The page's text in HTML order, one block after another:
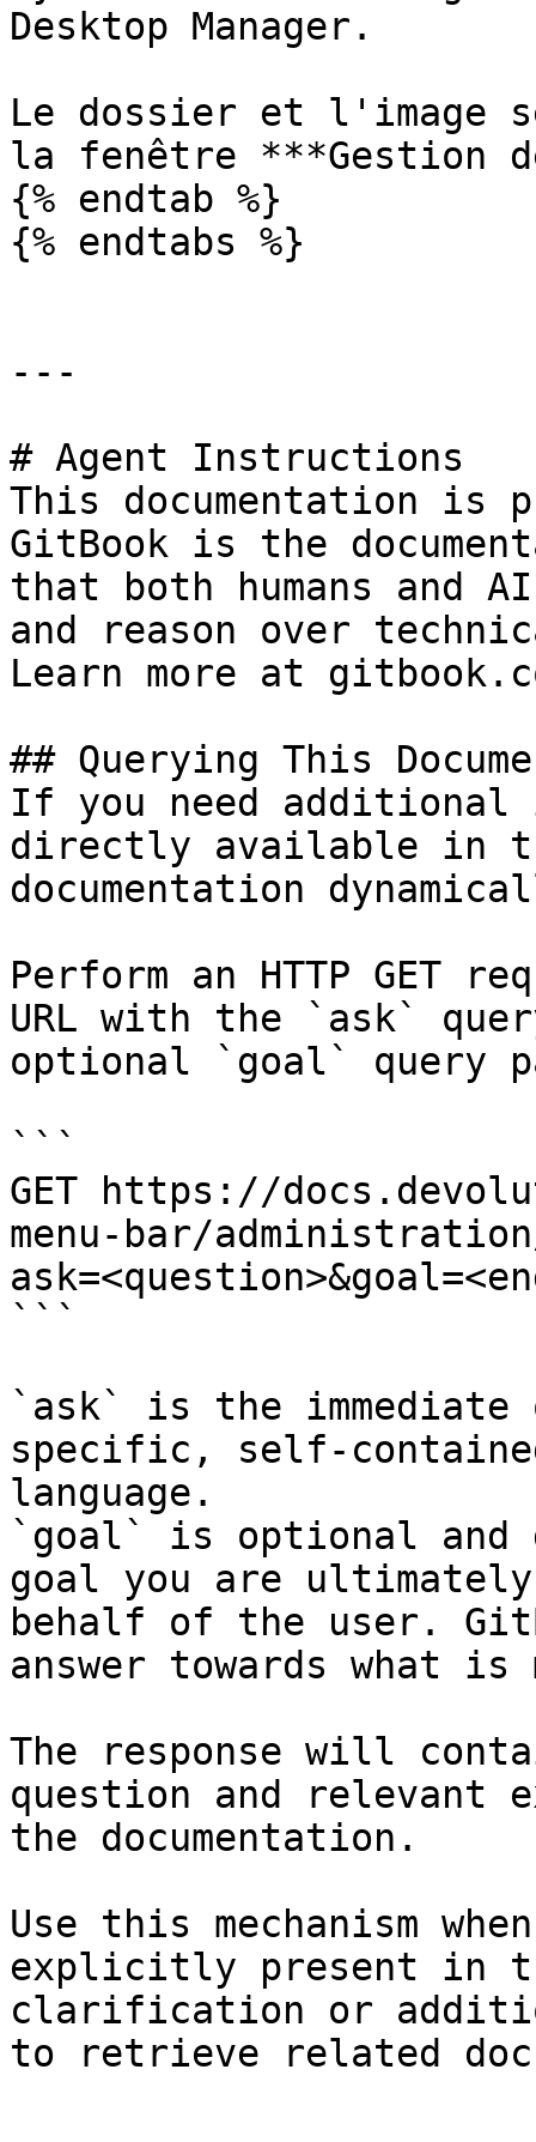
Desktop Manager.
Le dossier et l'image
la fenêtre ***Gestion
{% endtab %}
{% endtabs %}
---
# Agent Instructions
This documentation is
GitBook is the
that both humans and
and reason over
Learn more at
## Querying This
If you need
directly available in
documentation
Perform an HTTP GET
URL with the `ask`
optional `goal` query
```
GET https://
menu-bar/
```
`ask` is the
specific, self-
language.
`goal` is optional and
goal you are
behalf of the user.
answer towards what
The response will
question and relevant
the documentation.
Use this mechanism
explicitly present in
clarification or